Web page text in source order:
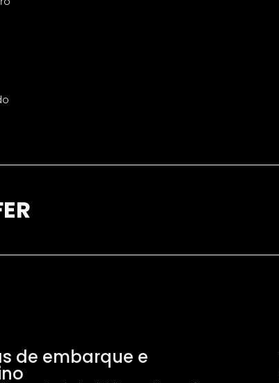
de embarque e